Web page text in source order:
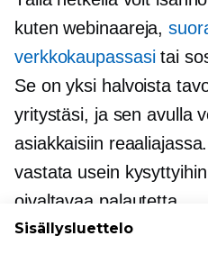
kuten webinaareja,
verkkokaupassasitai
Se on yksi halvoista
yritystäsi, ja sen avulla
asiakkaisiin
vastata usein
oivaltavaa palautetta.
Sisällysluettelo